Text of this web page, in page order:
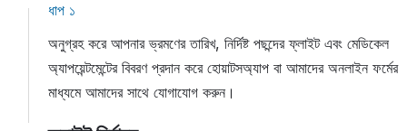
ধাপ ১
অনুগ্রহ করে আপনার ভ্রমণের তারিখ, নির্দিষ্ট পছন্দের ফ্লাইট এবং মেডিকেল
অ্যাপয়েন্টমেন্টের বিবরণ প্রদান করে হোয়াটসঅ্যাপ বা আমাদের অনলাইন ফর্মের
মাধ্যমে আমাদের সাথে যোগাযোগ করুন।